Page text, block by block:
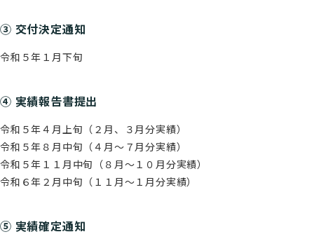
③ 交付決定通知
令和５年１月下旬
④ 実績報告書提出
令和５年４月上旬（２月、３月分実績）
令和５年８月中旬（４月～７月分実績）
令和５年１１月中旬（８月～１０月分実績）
令和６年２月中旬（１１月～１月分実績）
⑤ 実績確定通知